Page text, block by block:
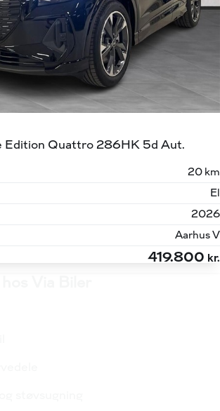
Edition Quattro 286HK 5d Aut.
20 km
El
2026
Aarhus V
419.800 kr.